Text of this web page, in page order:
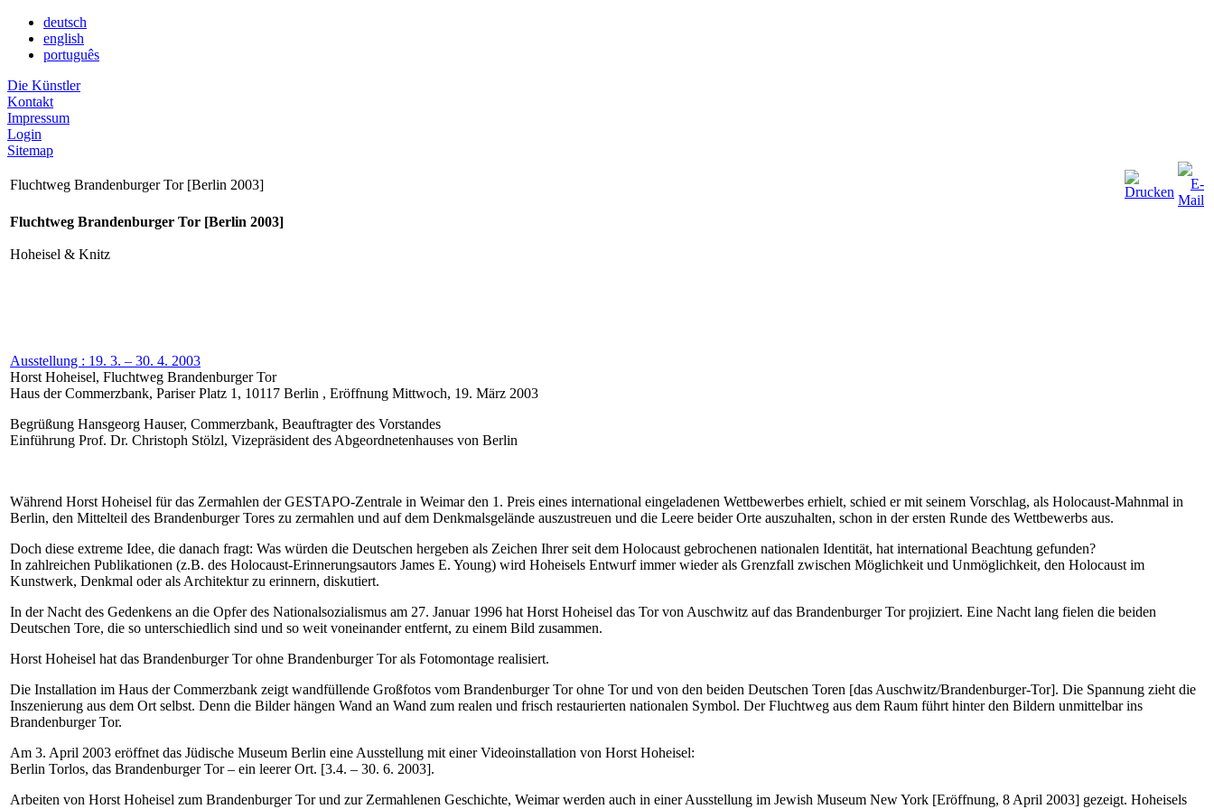
deutsch
english
português
Die Künstler
Kontakt
Impressum
Login
Sitemap
Fluchtweg Brandenburger Tor [Berlin 2003]
Fluchtweg Brandenburger Tor [Berlin 2003]
Hoheisel & Knitz
Ausstellung : 19. 3. – 30. 4. 2003
Horst Hoheisel, Fluchtweg Brandenburger Tor
Haus der Commerzbank, Pariser Platz 1, 10117 Berlin , Eröffnung Mittwoch, 19. März 2003
Begrüßung Hansgeorg Hauser, Commerzbank, Beauftragter des Vorstandes
Einführung Prof. Dr. Christoph Stölzl, Vizepräsident des Abgeordnetenhauses von Berlin
Während Horst Hoheisel für das Zermahlen der GESTAPO-Zentrale in Weimar den 1. Preis eines international eingeladenen Wettbewerbes erhielt, schied er mit seinem Vorschlag, als Holocaust-Mahnmal in
Berlin, den Mittelteil des Brandenburger Tores zu zermahlen und auf dem Denkmalsgelände auszustreuen und die Leere beider Orte auszuhalten, schon in der ersten Runde des Wettbewerbs aus.
Doch diese extreme Idee, die danach fragt: Was würden die Deutschen hergeben als Zeichen Ihrer seit dem Holocaust gebrochenen nationalen Identität, hat international Beachtung gefunden?
In zahlreichen Publikationen (z.B. des Holocaust-Erinnerungsautors James E. Young) wird Hoheisels Entwurf immer wieder als Grenzfall zwischen Möglichkeit und Unmöglichkeit, den Holocaust im
Kunstwerk, Denkmal oder als Architektur zu erinnern, diskutiert.
In der Nacht des Gedenkens an die Opfer des Nationalsozialismus am 27. Januar 1996 hat Horst Hoheisel das Tor von Auschwitz auf das Brandenburger Tor projiziert. Eine Nacht lang fielen die beiden
Deutschen Tore, die so unterschiedlich sind und so weit voneinander entfernt, zu einem Bild zusammen.
Horst Hoheisel hat das Brandenburger Tor ohne Brandenburger Tor als Fotomontage realisiert.
Die Installation im Haus der Commerzbank zeigt wandfüllende Großfotos vom Brandenburger Tor ohne Tor und von den beiden Deutschen Toren [das Auschwitz/Brandenburger-Tor]. Die Spannung zieht die
Inszenierung aus dem Ort selbst. Denn die Bilder hängen Wand an Wand zum realen und frisch restaurierten nationalen Symbol. Der Fluchtweg aus dem Raum führt hinter den Bildern unmittelbar ins
Brandenburger Tor.
Am 3. April 2003 eröffnet das Jüdische Museum Berlin eine Ausstellung mit einer Videoinstallation von Horst Hoheisel:
Berlin Torlos, das Brandenburger Tor – ein leerer Ort. [3.4. – 30. 6. 2003].
Arbeiten von Horst Hoheisel zum Brandenburger Tor und zur Zermahlenen Geschichte, Weimar werden auch in einer Ausstellung im Jewish Museum New York [Eröffnung, 8 April 2003] gezeigt. Hoheisels